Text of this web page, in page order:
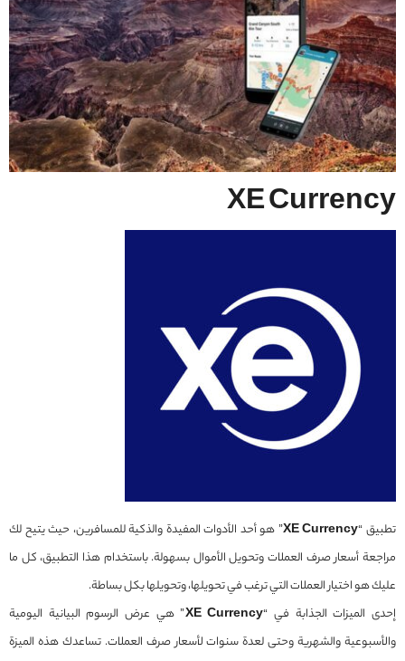
XE Currency
تطبيق “XE Currency” هو أحد الأدوات المفيدة والذكية للمسافرين، حيث يتيح لك
مراجعة أسعار صرف العملات وتحويل الأموال بسهولة. باستخدام هذا التطبيق، كل ما
عليك هو اختيار العملات التي ترغب في تحويلها، وتحويلها بكل بساطة.
إحدى الميزات الجذابة في “XE Currency” هي عرض الرسوم البيانية اليومية
والأسبوعية والشهرية وحتى لعدة سنوات لأسعار صرف العملات. تساعدك هذه الميزة